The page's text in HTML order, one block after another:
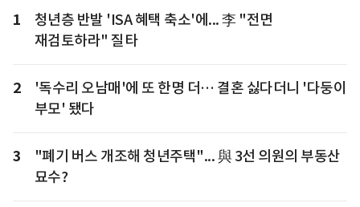
1
청년층 반발 'ISA 혜택 축소'에... 李 "전면
재검토하라" 질타
2
'독수리 오남매'에 또 한명 더… 결혼 싫다더니 '다둥이
부모' 됐다
3
"폐기 버스 개조해 청년주택"... 與 3선 의원의 부동산
묘수?